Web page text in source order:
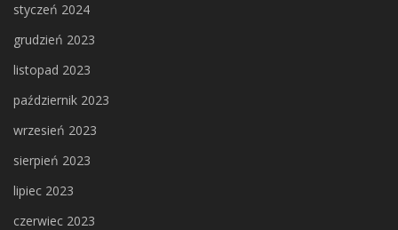
styczeń 2024
grudzień 2023
listopad 2023
październik 2023
wrzesień 2023
sierpień 2023
lipiec 2023
czerwiec 2023